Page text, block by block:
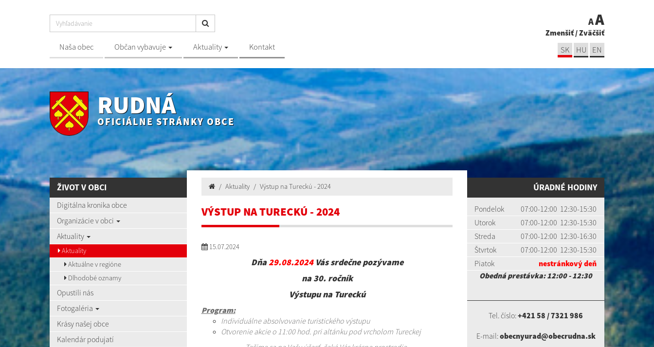
Naša obec Občan vybavuje Aktuality Kontakt
AA
Zmenšiť/Zväčšiť
SK HU EN
RUDNÁ
OFICIÁLNE STRÁNKY OBCE
ŽIVOT V OBCI
Digitálna kronika obce
Organizácie v obci
Aktuality
Aktuality
Aktuálne v regióne
Dlhodobé oznamy
Opustili nás
Fotogaléria
Krásy našej obce
Kalendár podujatí
Aktuality Výstup na Tureckú - 2024
VÝSTUP NA TURECKÚ - 2024
15.07.2024
Dňa29.08.2024 Vás srdečne pozývame
na 30. ročník
Výstupu na Tureckú
Program:
Individuálne absolvovanie turistického výstupu
Otvorenie akcie o 11:00 hod. pri altánku pod vrcholom Tureckej
ÚRADNÉ HODINY
Pondelok
07:00-12:00 12:30-15:30
Utorok
07:00-12:00 12:30-15:30
Streda
07:00-12:00 12:30-16:30
Štvrtok
07:00-12:00 12:30-15:30
Piatok
nestránkový deň
Obedná prestávka: 12:00 - 12:30
Tel. číslo:+421 58 / 7321 986
E-mail:obecnyurad@obecrudna.sk